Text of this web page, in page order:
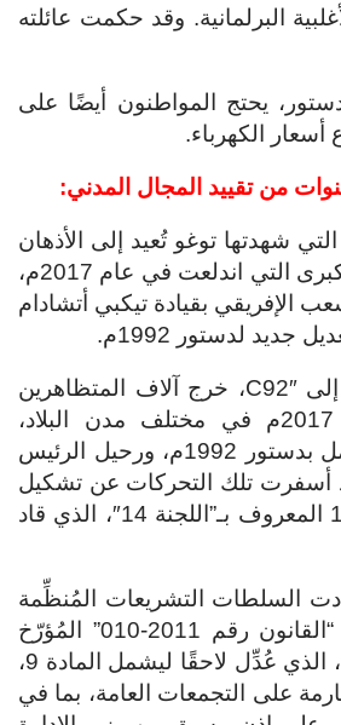
البرلمانية. وقد حكمت عائلته
يحتج المواطنون أيضًا على
أسعار الكهرباء.
شهدتها توغو تُعيد إلى الأذهان
موجة التظاهرات الكبرى التي اندلعت في عام 2017م،
الإفريقي بقيادة تيكبي أتشادام
لدستور 1992م.
تحت شعار “العودة إلى C92″، خرج آلاف المتظاهرين
في 19 أغسطس 2017م في مختلف مدن البلاد،
مطالبين بإعادة العمل بدستور 1992م، ورحيل الرئيس
أسفرت تلك التحركات عن تشكيل
ائتلاف الأحزاب الـ14 المعروف بـ”اللجنة 14″، الذي قاد
السلطات التشريعات المُنظِّمة
للاحتجاجات. أبرزها “القانون رقم 2011-010” المُؤرّخ
في 16 مايو 2011م، الذي عُدِّل لاحقًا ليشمل المادة 9،
على التجمعات العامة، بما في